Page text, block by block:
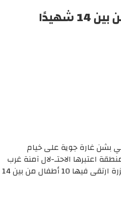
بشن غارة جوية على خيام
بتاريخ 4/1/2024 في منطقة اعتبرها الاحتـ-لال آمنة غرب
محافظة خانيونس، مرتبكًا مجزرة ارتقى فيها 10 أطفال من بين 14